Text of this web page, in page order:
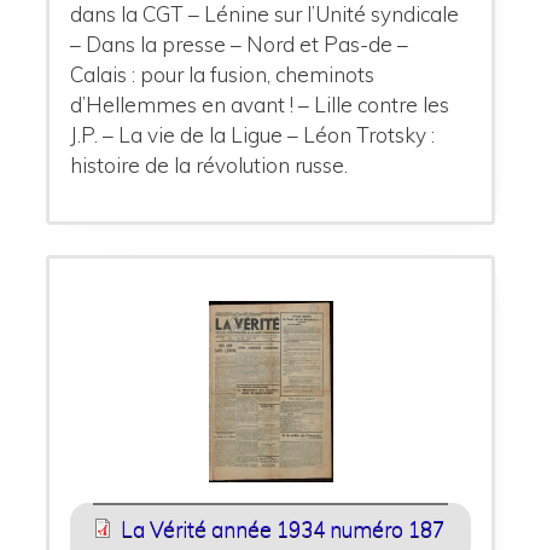
dans la CGT – Lénine sur l’Unité syndicale
– Dans la presse – Nord et Pas-de –
Calais : pour la fusion, cheminots
d’Hellemmes en avant ! – Lille contre les
J.P. – La vie de la Ligue – Léon Trotsky :
histoire de la révolution russe.
La Vérité année 1934 numéro 187